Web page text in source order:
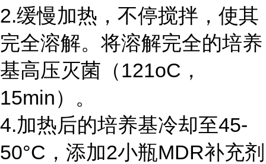
2.缓慢加热，不停搅拌，使其
完全溶解。将溶解完全的培养
基高压灭菌（121oC，
15min）。
4.加热后的培养基冷却至45-
50°C，添加2小瓶MDR补充剂